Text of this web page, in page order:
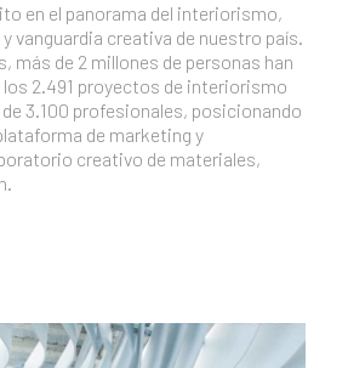
en el panorama del interiorismo,
vanguardia creativa de nuestro país.
más de 2 millones de personas han
2.491 proyectos de interiorismo
3.100 profesionales, posicionando
de marketing y
creativo de materiales,